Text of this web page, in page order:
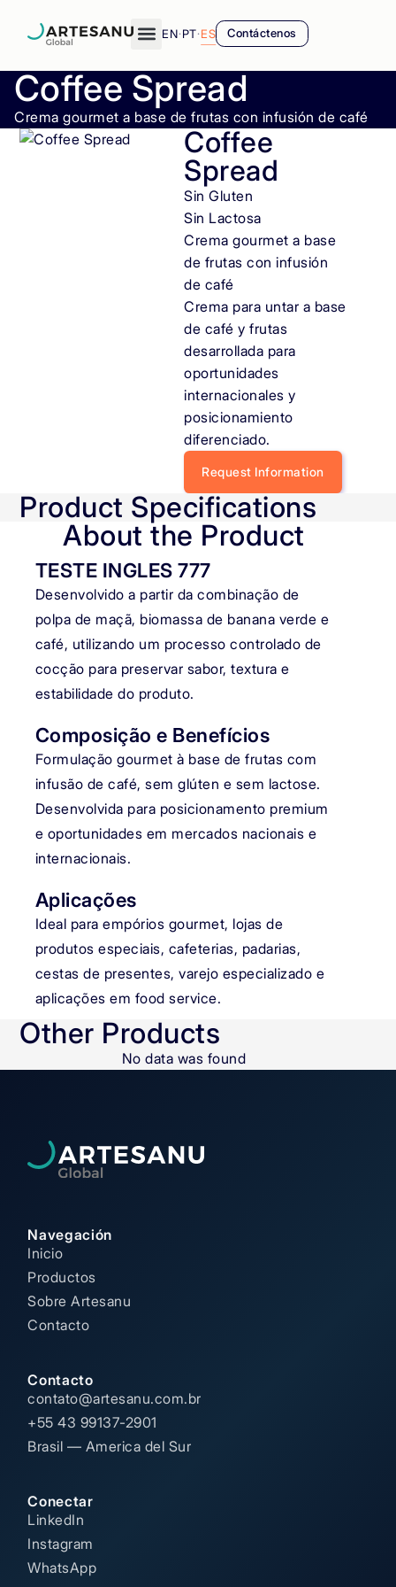
EN·PT·ES Contáctenos
Coffee Spread
Crema gourmet a base de frutas con infusión de café
Coffee
Spread
Sin Gluten
Sin Lactosa
Crema gourmet a base
de frutas con infusión
de café
Crema para untar a base
de café y frutas
desarrollada para
oportunidades
internacionales y
posicionamiento
diferenciado.
Request Information
Product Specifications
About the Product
TESTE INGLES 777
Desenvolvido a partir da combinação de
polpa de maçã, biomassa de banana verde e
café, utilizando um processo controlado de
cocção para preservar sabor, textura e
estabilidade do produto.
Composição e Benefícios
Formulação gourmet à base de frutas com
infusão de café, sem glúten e sem lactose.
Desenvolvida para posicionamento premium
e oportunidades em mercados nacionais e
internacionais.
Aplicações
Ideal para empórios gourmet, lojas de
produtos especiais, cafeterias, padarias,
cestas de presentes, varejo especializado e
aplicações em food service.
Other Products
No data was found
Navegación
Inicio
Productos
Sobre Artesanu
Contacto
Contacto
contato@artesanu.com.br
+55 43 99137-2901
Brasil — America del Sur
Conectar
LinkedIn
Instagram
WhatsApp